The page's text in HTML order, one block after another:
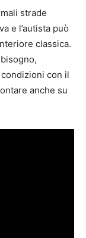
strade
e l’autista può
classica.
con il
anche su